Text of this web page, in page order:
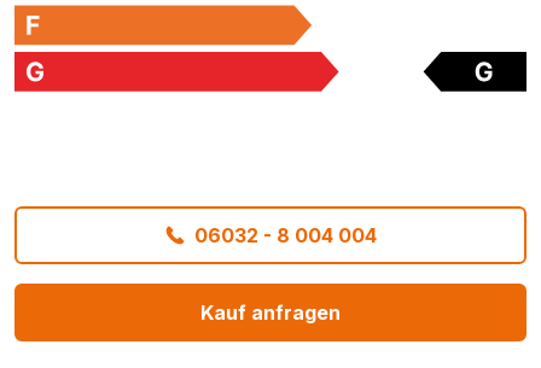
06032 - 8 004 004
Kauf anfragen